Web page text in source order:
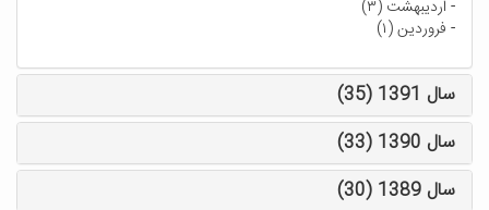
- اردیبهشت (۳)
- فروردین (۱)
سال 1391 (35)
سال 1390 (33)
سال 1389 (30)